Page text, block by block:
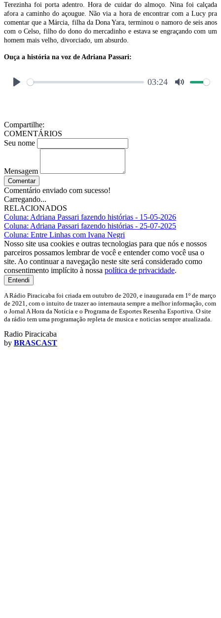
Terezinha foi porta adentro. Hora de cuidar do almoço. Nina foi calçada
afora a caminho do açougue. Não via a hora de encontrar com a Lucy pra
comentar que a Márcia, filha da Dona Yara, terminou o namoro de seis anos
com o Celso, filho do dono do mercadinho e estava se engraçando com um
homem mais velho, divorciado, um absurdo.
Ouça a história na voz de Adriana Passari:
Compartilhe:
COMENTÁRIOS
Seu nome
Mensagem
Comentar
Comentário enviado com sucesso!
Carregando...
RELACIONADOS
Coluna: Adriana Passari fazendo histórias - 15-05-2026
Coluna: Adriana Passari fazendo histórias - 25-07-2025
Coluna: Entre Linhas com Ivana Negri
Nosso site usa cookies e outras tecnologias para que nós e nossos
parceiros possamos lembrar de você e entender como você usa o
site. Ao continuar a navegação neste site será considerado como
consentimento implícito à nossa política de privacidade.
Entendi
A Rádio Piracicaba foi criada em outubro de 2020, e inaugurada em 1º de março
de 2021, com o intuito de trazer ao internauta sempre a melhor informação, com
o Jornal A Hora da Notícia e o Programa de Esportes Resenha Esportiva. O site
da rádio tem uma programação repleta de musica e noticias sempre atualizada.
Radio Piracicaba
by BRASCAST